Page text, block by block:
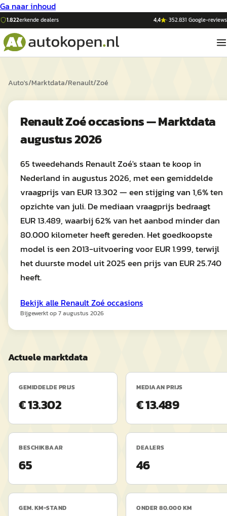
Ga naar inhoud
1.822erkende dealers 4,4 ·352.831 Google-reviews
Auto's/Marktdata/Renault/Zoé
Renault Zoé occasions — Marktdata
augustus 2026
65 tweedehands Renault Zoé's staan te koop in
Nederland in augustus 2026, met een gemiddelde
vraagprijs van EUR 13.302 — een stijging van 1,6% ten
opzichte van juli. De mediaan vraagprijs bedraagt
EUR 13.489, waarbij 62% van het aanbod minder dan
80.000 kilometer heeft gereden. Het goedkoopste
model is een 2013-uitvoering voor EUR 1.999, terwijl
het duurste model uit 2025 een prijs van EUR 25.740
heeft.
Bekijk alle RenaultZoé occasions
Bijgewerkt op7 augustus 2026
Actuele marktdata
GEMIDDELDE PRIJS
€ 13.302
MEDIAAN PRIJS
€ 13.489
BESCHIKBAAR
65
DEALERS
46
GEM. KM-STAND ONDER 80.000 KM